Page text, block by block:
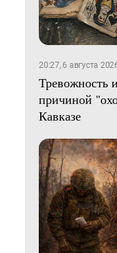
20:27, 6 августа
Тревожность
причиной
Кавказе